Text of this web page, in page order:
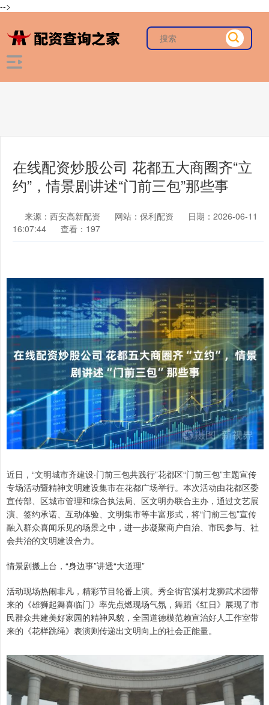
-->
在线配资炒股公司 花都五大商圈齐“立
约”，情景剧讲述“门前三包”那些事
来源：西安高新配资 网站：保利配资
日期：2026-06-11
16:07:44
查看：197
近日，“文明城市齐建设·门前三包共践行”花都区“门前三包”主题宣传
专场活动暨精神文明建设集市在花都广场举行。本次活动由花都区委
宣传部、区城市管理和综合执法局、区文明办联合主办，通过文艺展
演、签约承诺、互动体验、文明集市等丰富形式，将“门前三包”宣传
融入群众喜闻乐见的场景之中，进一步凝聚商户自治、市民参与、社
会共治的文明建设合力。
情景剧搬上台，“身边事”讲透“大道理”
活动现场热闹非凡，精彩节目轮番上演。秀全街官溪村龙狮武术团带
来的《雄狮起舞喜临门》率先点燃现场气氛，舞蹈《红日》展现了市
民群众共建美好家园的精神风貌，全国道德模范赖宣治好人工作室带
来的《花样跳绳》表演则传递出文明向上的社会正能量。